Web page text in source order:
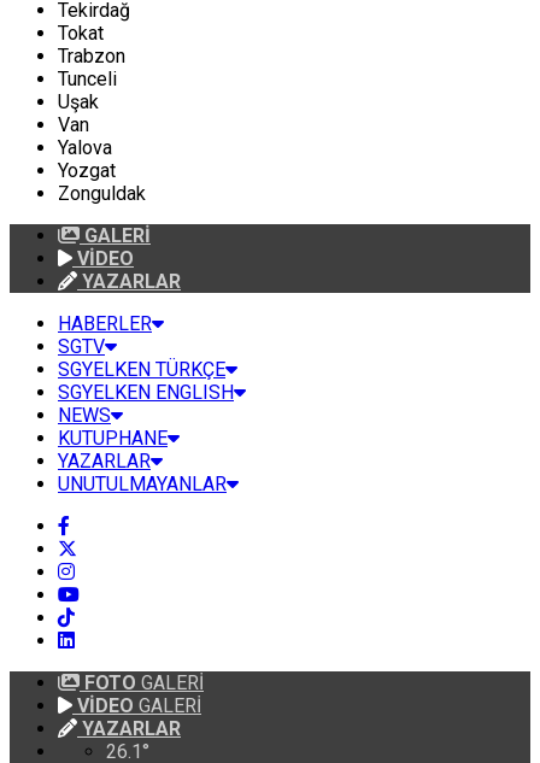
Tekirdağ
Tokat
Trabzon
Tunceli
Uşak
Van
Yalova
Yozgat
Zonguldak
GALERİ
VİDEO
YAZARLAR
HABERLER
SGTV
SGYELKEN TÜRKÇE
SGYELKEN ENGLISH
NEWS
KUTUPHANE
YAZARLAR
UNUTULMAYANLAR
FOTO GALERİ
VİDEO GALERİ
YAZARLAR
26.1°